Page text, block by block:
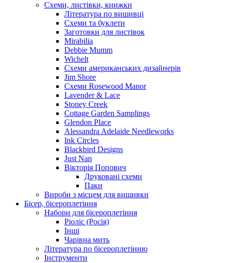
Схеми, листівки, книжки
Література по вишивці
Схеми та буклети
Заготовки для листівок
Mirabilia
Debbie Mumm
Wichelt
Схеми американських дизайнерів
Jim Shore
Cхеми Rosewood Manor
Lavender & Lace
Stoney Creek
Cottage Garden Samplings
Glendon Place
Alessandra Adelaide Needleworks
Ink Circles
Blackbird Designs
Just Nan
Вікторія Попович
Друковані схеми
Паки
Вироби з місцем для вишивки
Бісер, бісероплетіння
Набори для бісероплетіння
Ріоліс (Росія)
Інші
Чарівна мить
Література по бісероплетінню
Інструменти